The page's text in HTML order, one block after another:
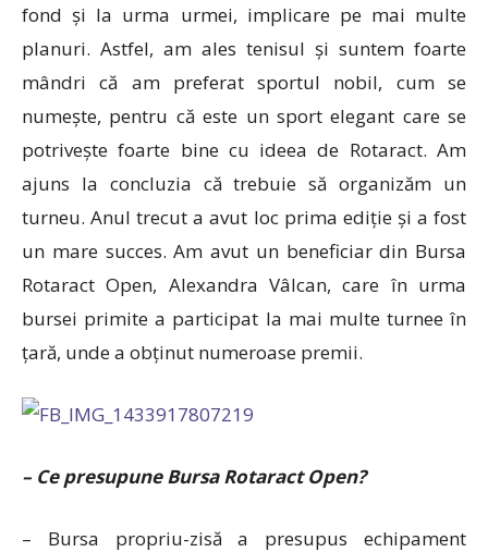
fond și la urma urmei, implicare pe mai multe
planuri. Astfel, am ales tenisul și suntem foarte
mândri că am preferat sportul nobil, cum se
numește, pentru că este un sport elegant care se
potrivește foarte bine cu ideea de Rotaract. Am
ajuns la concluzia că trebuie să organizăm un
turneu. Anul trecut a avut loc prima ediție și a fost
un mare succes. Am avut un beneficiar din Bursa
Rotaract Open, Alexandra Vâlcan, care în urma
bursei primite a participat la mai multe turnee în
țară, unde a obținut numeroase premii.
– Ce presupune Bursa Rotaract Open?
– Bursa propriu-zisă a presupus echipament